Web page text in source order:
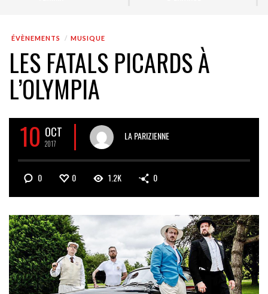
ÉVÈNEMENTS MUSIQUE
LES FATALS PICARDS À
L’OLYMPIA
10 OCT
2017
LA PARIZIENNE
0 0 1.2K 0